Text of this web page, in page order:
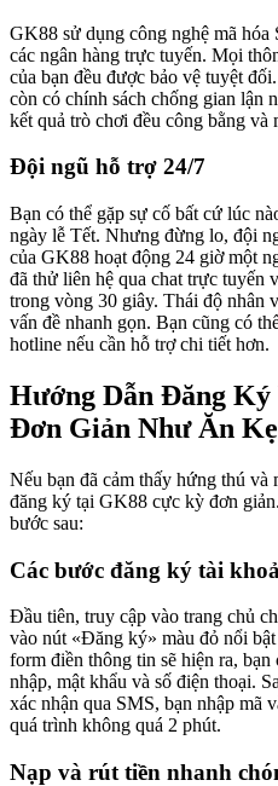
GK88 sử dụng công nghệ mã
các ngân hàng trực tuyến. Mọi
của bạn đều được bảo vệ tuyệt
còn có chính sách chống gian lận
kết quả trò chơi đều công bằng và
Đội ngũ hỗ trợ 24/7
Bạn có thể gặp sự cố bất cứ lúc
ngày lễ Tết. Nhưng đừng lo, đội
của GK88 hoạt động 24 giờ một
đã thử liên hệ qua chat trực tuyến
trong vòng 30 giây. Thái độ nhân
vấn đề nhanh gọn. Bạn cũng có
hotline nếu cần hỗ trợ chi tiết hơn.
Hướng Dẫn Đăng
Đơn Giản Như Ăn
Nếu bạn đã cảm thấy hứng thú và
đăng ký tại GK88 cực kỳ đơn
bước sau:
Các bước đăng ký tài
Đầu tiên, truy cập vào trang chủ
vào nút «Đăng ký» màu đỏ nổi
form điền thông tin sẽ hiện ra, bạn
nhập, mật khẩu và số điện thoại.
xác nhận qua SMS, bạn nhập mã
quá trình không quá 2 phút.
Nạp và rút tiền nhanh